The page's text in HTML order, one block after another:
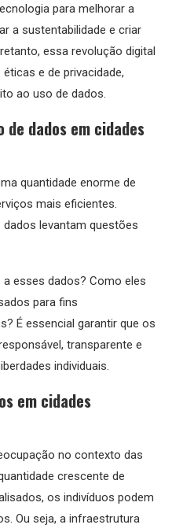
para melhorar a
a sustentabilidade e criar
essa revolução digital
e de privacidade,
ao uso de dados.
dados em cidades
quantidade enorme de
mais eficientes.
levantam questões
esses dados? Como eles
para fins
É essencial garantir que os
transparente e
individuais.
em cidades
no contexto das
crescente de
os indivíduos podem
Ou seja, a infraestrutura